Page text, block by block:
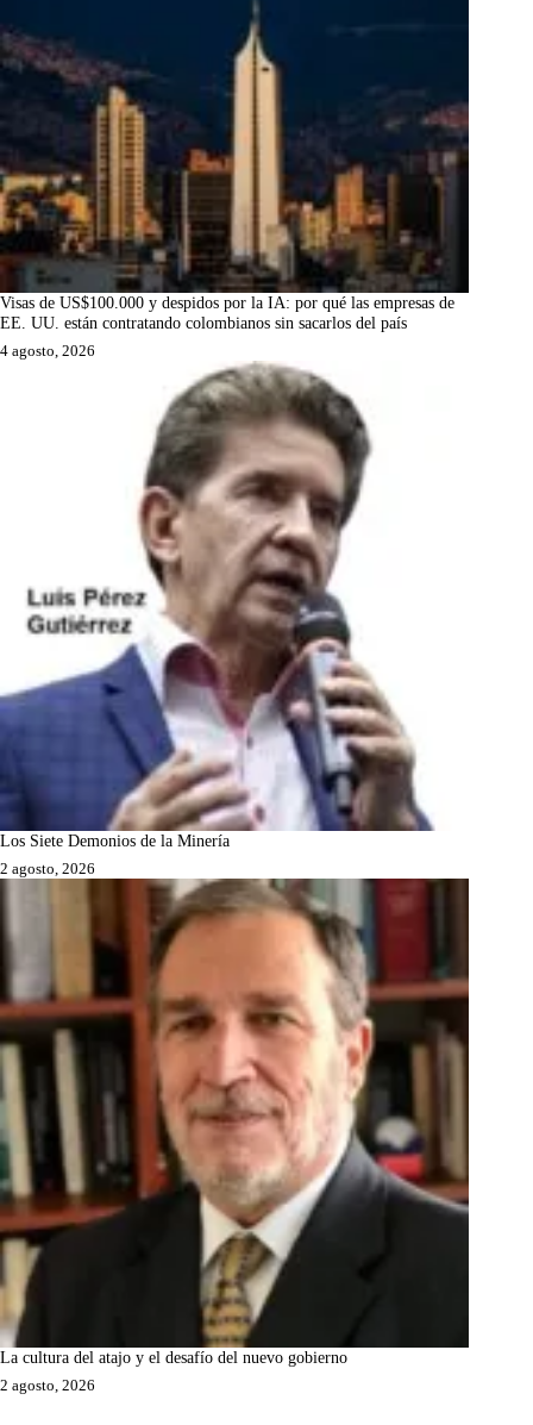
Visas de US$100.000 y despidos por la IA: por qué las empresas de
EE. UU. están contratando colombianos sin sacarlos del país
4 agosto, 2026
Los Siete Demonios de la Minería
2 agosto, 2026
La cultura del atajo y el desafío del nuevo gobierno
2 agosto, 2026